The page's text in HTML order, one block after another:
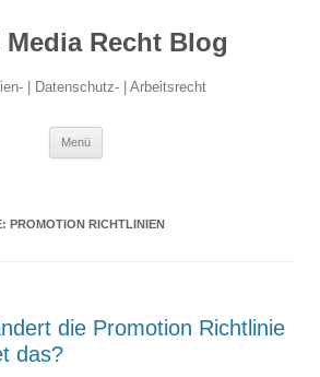
Media Recht Blog
| Datenschutz- | Arbeitsrecht
Menü
PROMOTION RICHTLINIEN
die Promotion Richtlinie
das?